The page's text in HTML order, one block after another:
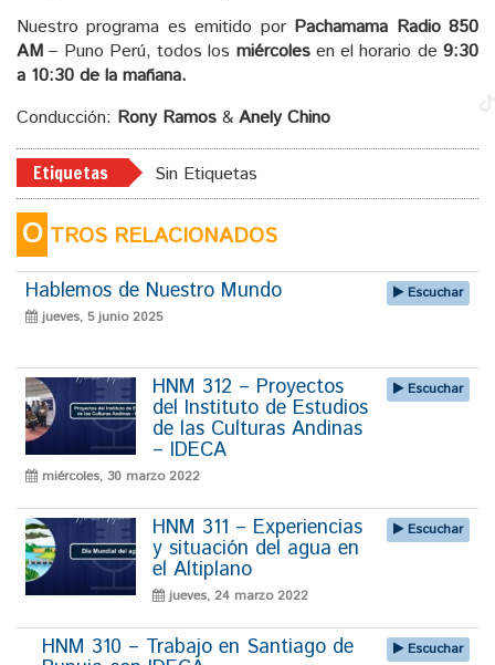
Nuestro programa es emitido por Pachamama Radio 850
AM – Puno Perú, todos los miércolesen el horario de9:30
a 10:30 de la mañana.
Conducción: Rony Ramos & Anely Chino
Etiquetas Sin Etiquetas
O TROS RELACIONADOS
Hablemos de Nuestro Mundo
jueves, 5 junio 2025
Escuchar
HNM 312 – Proyectos
del Instituto de Estudios
de las Culturas Andinas
– IDECA
miércoles, 30 marzo 2022
Escuchar
HNM 311 – Experiencias
y situación del agua en
el Altiplano
jueves, 24 marzo 2022
Escuchar
HNM 310 – Trabajo en Santiago de Escuchar